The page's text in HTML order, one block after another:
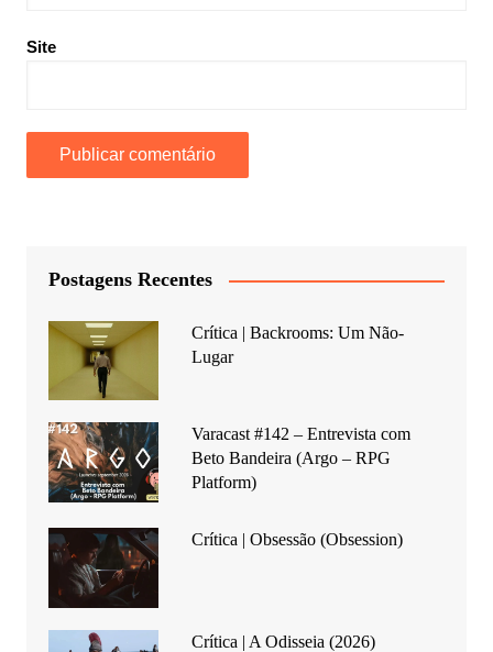
Site
Postagens Recentes
Crítica | Backrooms: Um Não-
Lugar
Varacast #142 – Entrevista com
Beto Bandeira (Argo – RPG
Platform)
Crítica | Obsessão (Obsession)
Crítica | A Odisseia (2026)